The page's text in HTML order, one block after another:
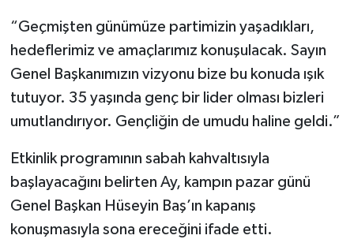
“Geçmişten günümüze partimizin yaşadıkları,
hedeflerimiz ve amaçlarımız konuşulacak. Sayın
Genel Başkanımızın vizyonu bize bu konuda ışık
tutuyor. 35 yaşında genç bir lider olması bizleri
umutlandırıyor. Gençliğin de umudu haline geldi.”
Etkinlik programının sabah kahvaltısıyla
başlayacağını belirten Ay, kampın pazar günü
Genel Başkan Hüseyin Baş’ın kapanış
konuşmasıyla sona ereceğini ifade etti.